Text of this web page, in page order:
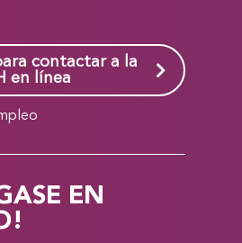
contactar a la
en línea
EN